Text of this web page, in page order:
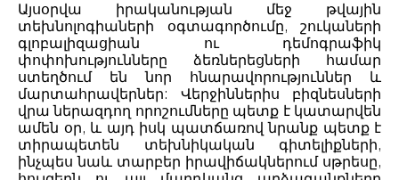
Այսօրվա իրականության մեջ թվային
տեխնոլոգիաների օգտագործումը, շուկաների
գլոբալիզացիան ու դեմոգրաֆիկ
փոփոխությունները ձեռներեցների համար
ստեղծում են նոր հնարավորություններ և
մարտահրավերներ: Վերջիններիս բիզնեսների
վրա ներազդող որոշումները պետք է կատարվեն
ամեն օր, և այդ իսկ պատճառով նրանք պետք է
տիրապետեն տեխնիկական գիտելիքների,
ինչպես նաև տարբեր իրավիճակներում սթրեսը,